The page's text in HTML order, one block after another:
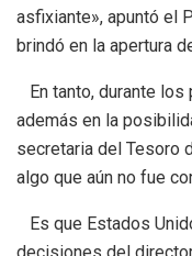
asfixiante», apuntó el
brindó en la apertura
En tanto, durante
además en la
secretaria del Tesoro
algo que aún no fue
Es que Estados